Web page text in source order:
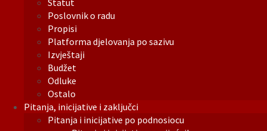
Statut
Poslovnik o radu
Propisi
Platforma djelovanja po sazivu
Izvještaji
Budžet
Odluke
Ostalo
Pitanja, inicijative i zaključci
Pitanja i inicijative po podnosiocu